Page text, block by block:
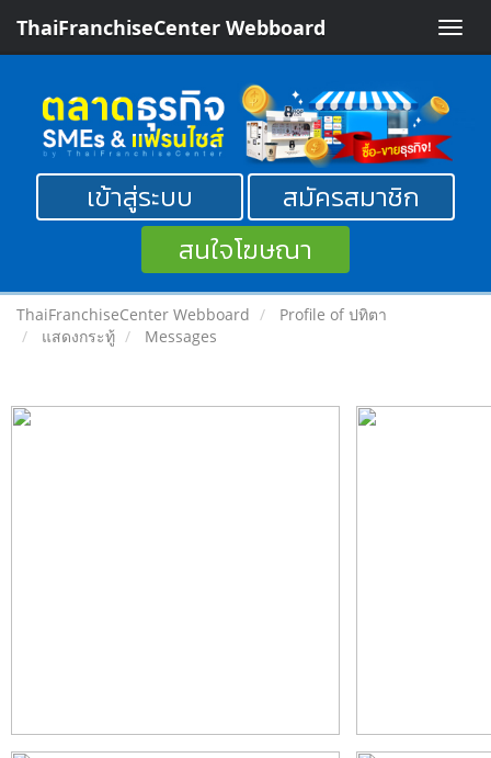
Toggle
ThaiFranchiseCenter Webboard
เข้าสู่ระบบ
สมัครสมาชิก
สนใจโฆษณา
ThaiFranchiseCenter Webboard
Profile of ปทิตา
แสดงกระทู้
Messages